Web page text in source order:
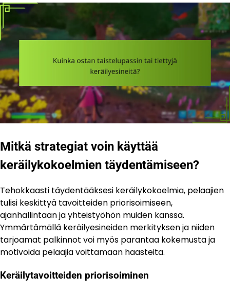
Mitkä strategiat voin käyttää
keräilykokoelmien täydentämiseen?
Tehokkaasti täydentääksesi keräilykokoelmia, pelaajien
tulisi keskittyä tavoitteiden priorisoimiseen,
ajanhallintaan ja yhteistyöhön muiden kanssa.
Ymmärtämällä keräilyesineiden merkityksen ja niiden
tarjoamat palkinnot voi myös parantaa kokemusta ja
motivoida pelaajia voittamaan haasteita.
Keräilytavoitteiden priorisoiminen